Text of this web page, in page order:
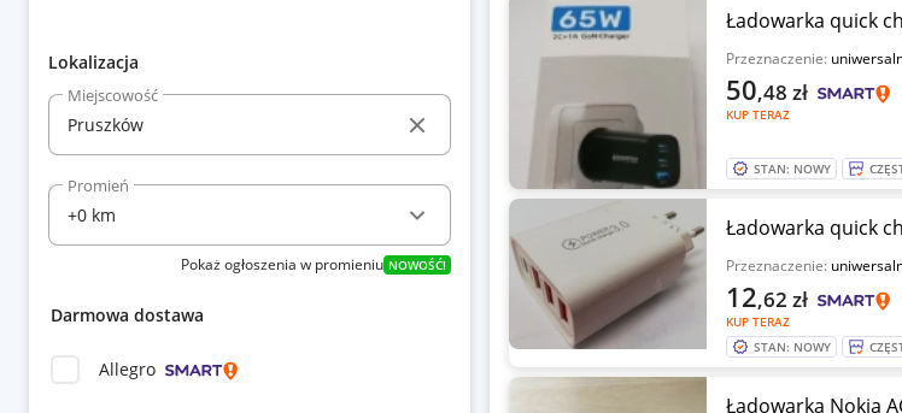
Lokalizacja
Miejscowość
Promień
Pokaż ogłoszenia w promieniu NOWOŚĆ!
Darmowa dostawa
Allegro
Ładowarka quick
Przeznaczenie:
KUP TERAZ
50,48 zł
STAN: NOWY
Ładowarka quick
Przeznaczenie:
KUP TERAZ
12,62 zł
STAN: NOWY
Ładowarka Nokia